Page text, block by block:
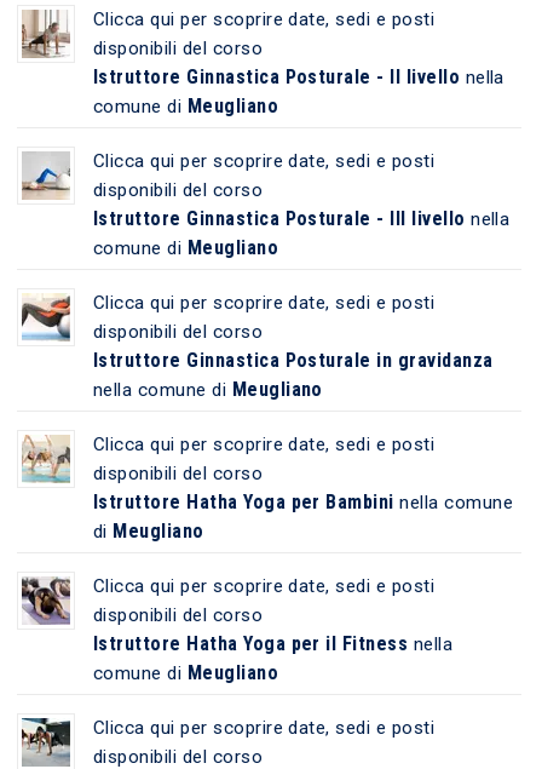
Clicca qui per scoprire date, sedi e posti
disponibili del corso
Istruttore Ginnastica Posturale - II livello nella
comune di Meugliano
Clicca qui per scoprire date, sedi e posti
disponibili del corso
Istruttore Ginnastica Posturale - III livello nella
comune di Meugliano
Clicca qui per scoprire date, sedi e posti
disponibili del corso
Istruttore Ginnastica Posturale in gravidanza
nella comune di Meugliano
Clicca qui per scoprire date, sedi e posti
disponibili del corso
Istruttore Hatha Yoga per Bambini nella comune
di Meugliano
Clicca qui per scoprire date, sedi e posti
disponibili del corso
Istruttore Hatha Yoga per il Fitness nella
comune di Meugliano
Clicca qui per scoprire date, sedi e posti
disponibili del corso